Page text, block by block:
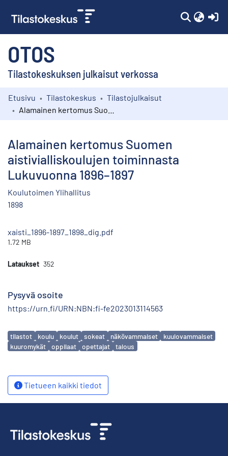
OTOS
Tilastokeskuksen julkaisut verkossa
Kokoelmat
Etusivu Tilastokeskus
Tilastojulkaisut
Alamainen kertomus Suomen
aistivialliskoulujen toiminnasta
Lukuvuonna 1896–1897
Koulutoimen Ylihallitus
1898
xaisti_1896-1897_1898_dig.pdf
1.72 MB
Lataukset 352
Pysyvä osoite
https://urn.fi/URN:NBN:fi-fe2023013114563
Avainsanat
tilastot koulu koulut sokeat näkövammaiset
kuulovammaiset
kuuromykät
oppilaat opettajat talous
Tietueen kaikki tiedot